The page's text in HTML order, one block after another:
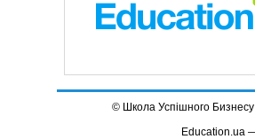
© Школа Успішного Бизнесу
Education.ua